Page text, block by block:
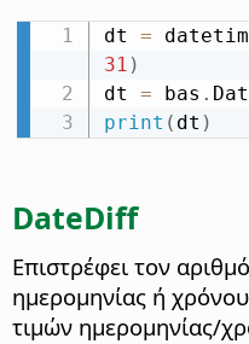
dt =
31 )
dt = bas .
print ( dt )
DateDiff
Επιστρέφει τον
ημερομηνίας ή
τιμών ημερομηνίας/